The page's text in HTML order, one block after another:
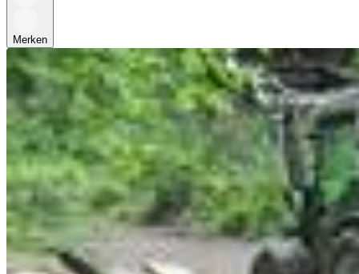
Merken